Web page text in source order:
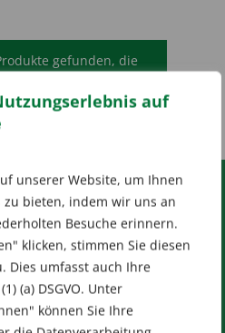
auf
unserer Website, um Ihnen
bieten, indem wir uns an
Besuche erinnern.
klicken, stimmen Sie diesen
Dies umfasst auch Ihre
(a) DSGVO. Unter
können Sie Ihre
gefunden, die
AGB
Datenschutz
byDilly